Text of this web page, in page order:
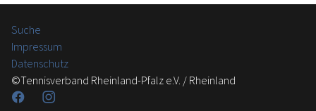
Suche
Impressum
Datenschutz
©Tennisverband Rheinland-Pfalz e.V. / Rheinland